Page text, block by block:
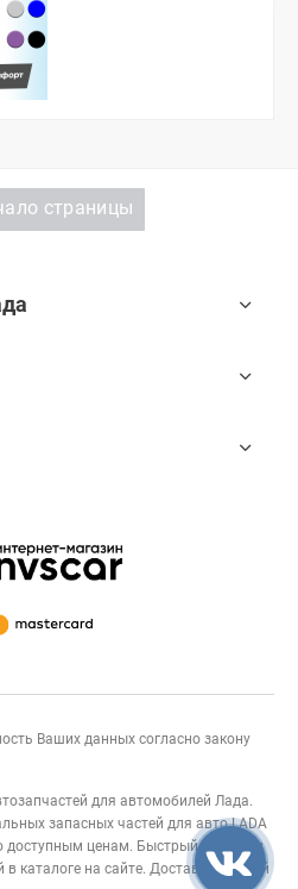
страницы
Ваших данных согласно закону
для автомобилей Лада.
запасных частей для авто LADA
доступным ценам. Быстрый подбор и
каталоге на сайте. Доставка по всей